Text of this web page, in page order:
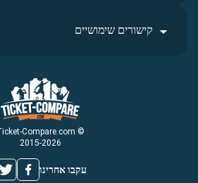
© Ticket-Compare.com
2015-2026
עקבו אחרינו
קישורים שימושיים